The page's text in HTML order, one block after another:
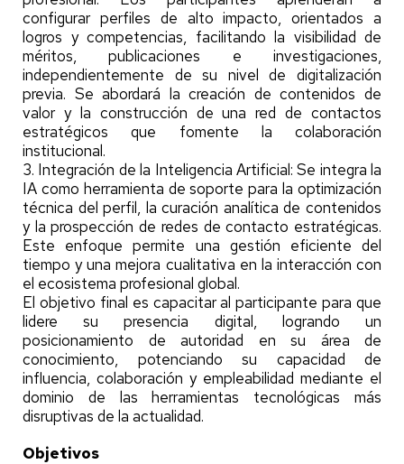
configurar perfiles de alto impacto, orientados a
logros y competencias, facilitando la visibilidad de
méritos, publicaciones e investigaciones,
independientemente de su nivel de digitalización
previa. Se abordará la creación de contenidos de
valor y la construcción de una red de contactos
estratégicos que fomente la colaboración
institucional.
3. Integración de la Inteligencia Artificial: Se integra la
IA como herramienta de soporte para la optimización
técnica del perfil, la curación analítica de contenidos
y la prospección de redes de contacto estratégicas.
Este enfoque permite una gestión eficiente del
tiempo y una mejora cualitativa en la interacción con
el ecosistema profesional global.
El objetivo final es capacitar al participante para que
lidere su presencia digital, logrando un
posicionamiento de autoridad en su área de
conocimiento, potenciando su capacidad de
influencia, colaboración y empleabilidad mediante el
dominio de las herramientas tecnológicas más
disruptivas de la actualidad.
Objetivos